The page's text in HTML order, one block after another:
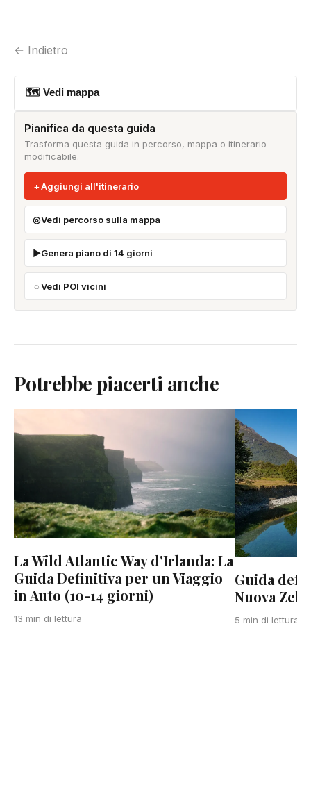
← Indietro
🗺 Vedi mappa
Pianifica da questa guida
Trasforma questa guida in percorso, mappa o itinerario
modificabile.
Aggiungi all'itinerario
Vedi percorso sulla mappa
Genera piano di 14 giorni
Vedi POI vicini
Potrebbe piacerti anche
La Wild Atlantic Way d'Irlanda: La
Guida Definitiva per un Viaggio
in Auto (10-14 giorni)
13 min di lettura
Guida
Nuova
5 min di lettura